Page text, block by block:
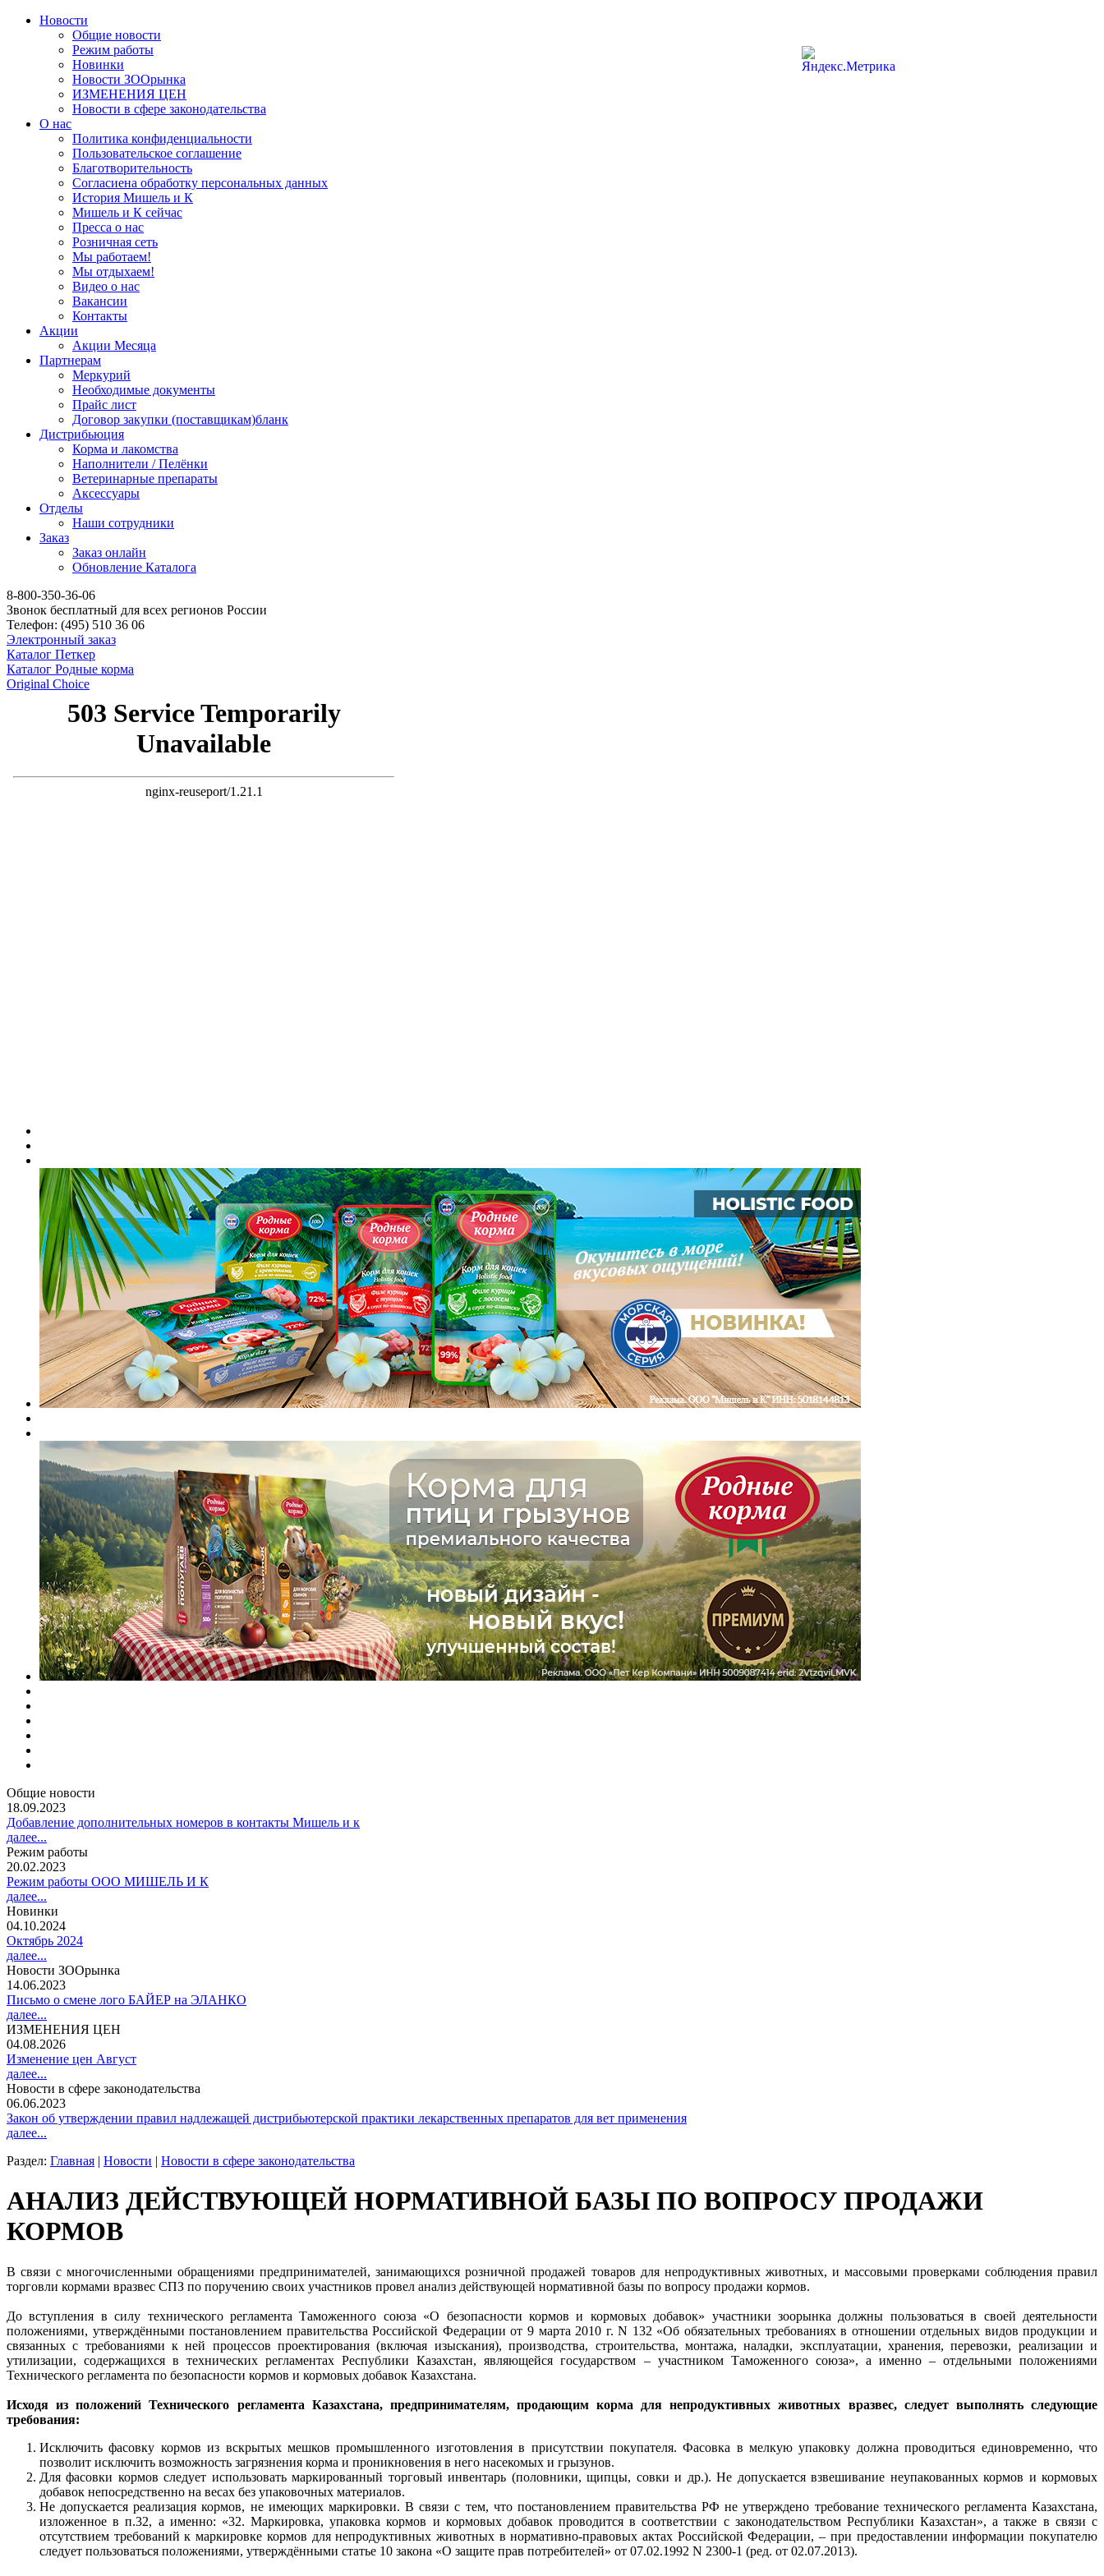
Новости
Общие новости
Режим работы
Новинки
Новости ЗООрынка
ИЗМЕНЕНИЯ ЦЕН
Новости в сфере законодательства
О нас
Политика конфиденциальности
Пользовательское соглашение
Благотворительность
Согласиена обработку персональных данных
История Мишель и К
Мишель и К сейчас
Пресса о нас
Розничная сеть
Мы работаем!
Мы отдыхаем!
Видео о нас
Вакансии
Контакты
Акции
Акции Месяца
Партнерам
Меркурий
Необходимые документы
Прайс лист
Договор закупки (поставщикам)бланк
Дистрибьюция
Корма и лакомства
Наполнители / Пелёнки
Ветеринарные препараты
Аксессуары
Отделы
Наши сотрудники
Заказ
Заказ онлайн
Обновление Каталога
8-800-350-36-06
Звонок бесплатный для всех регионов России
Телефон: (495) 510 36 06
Электронный заказ
Каталог Петкер
Каталог Родные корма
Original Choice
Общие новости
18.09.2023
Добавление дополнительных номеров в контакты Мишель и к
далее...
Режим работы
20.02.2023
Режим работы ООО МИШЕЛЬ И К
далее...
Новинки
04.10.2024
Октябрь 2024
далее...
Новости ЗООрынка
14.06.2023
Письмо о смене лого БАЙЕР на ЭЛАНКО
далее...
ИЗМЕНЕНИЯ ЦЕН
04.08.2026
Изменение цен Август
далее...
Новости в сфере законодательства
06.06.2023
Закон об утверждении правил надлежащей дистрибьютерской практики лекарственных препаратов для вет применения
далее...
Раздел: Главная | Новости | Новости в сфере законодательства
АНАЛИЗ ДЕЙСТВУЮЩЕЙ НОРМАТИВНОЙ БАЗЫ ПО ВОПРОСУ ПРОДАЖИ
КОРМОВ
В связи с многочисленными обращениями предпринимателей, занимающихся розничной продажей товаров для непродуктивных животных, и массовыми проверками соблюдения правил
торговли кормами вразвес СПЗ по поручению своих участников провел анализ действующей нормативной базы по вопросу продажи кормов.
До вступления в силу технического регламента Таможенного союза «О безопасности кормов и кормовых добавок» участники зоорынка должны пользоваться в своей деятельности
положениями, утверждёнными постановлением правительства Российской Федерации от 9 марта 2010 г. N 132 «Об обязательных требованиях в отношении отдельных видов продукции и
связанных с требованиями к ней процессов проектирования (включая изыскания), производства, строительства, монтажа, наладки, эксплуатации, хранения, перевозки, реализации и
утилизации, содержащихся в технических регламентах Республики Казахстан, являющейся государством – участником Таможенного союза», а именно – отдельными положениями
Технического регламента по безопасности кормов и кормовых добавок Казахстана.
Исходя из положений Технического регламента Казахстана, предпринимателям, продающим корма для непродуктивных животных вразвес, следует выполнять следующие
требования:
Исключить фасовку кормов из вскрытых мешков промышленного изготовления в присутствии покупателя. Фасовка в мелкую упаковку должна проводиться единовременно, что
позволит исключить возможность загрязнения корма и проникновения в него насекомых и грызунов.
Для фасовки кормов следует использовать маркированный торговый инвентарь (половники, щипцы, совки и др.). Не допускается взвешивание неупакованных кормов и кормовых
добавок непосредственно на весах без упаковочных материалов.
Не допускается реализация кормов, не имеющих маркировки. В связи с тем, что постановлением правительства РФ не утверждено требование технического регламента Казахстана,
изложенное в п.32, а именно: «32. Маркировка, упаковка кормов и кормовых добавок проводится в соответствии с законодательством Республики Казахстан», а также в связи с
отсутствием требований к маркировке кормов для непродуктивных животных в нормативно-правовых актах Российской Федерации, – при предоставлении информации покупателю
следует пользоваться положениями, утверждёнными статье 10 закона «О защите прав потребителей» от 07.02.1992 N 2300-1 (ред. от 02.07.2013).